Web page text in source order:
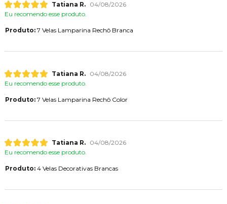
Tatiana R.
04/08/2026
Eu recomendo esse produto.
Produto:7 Velas Lamparina Rechô Branca
Tatiana R.
04/08/2026
Eu recomendo esse produto.
Produto:7 Velas Lamparina Rechô Color
Tatiana R.
04/08/2026
Eu recomendo esse produto.
Produto:4 Velas Decorativas Brancas